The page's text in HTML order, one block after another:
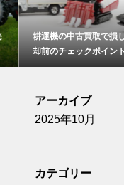
耕運機の中古買取で損しな
却前のチェックポイント
アーカイブ
2025年10月
カテゴリー